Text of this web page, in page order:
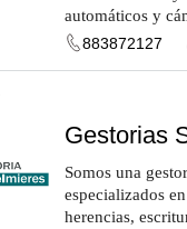
automáticos y
883872127
Gestorias
Somos una
especializados
herencias,